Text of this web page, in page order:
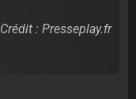
Crédit : Presseplay.fr